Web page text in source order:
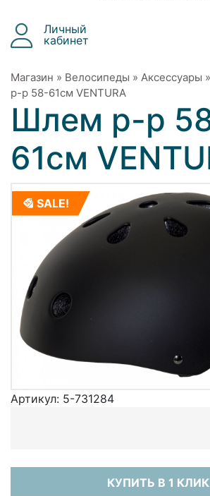
Личный
кабинет
Магазин » Велосипеды » Аксессуары »
р-р 58-61см VENTURA
Шлем р-р
61см
SALE!
Артикул: 5-731284
КУПИТЬ В 1 КЛИК